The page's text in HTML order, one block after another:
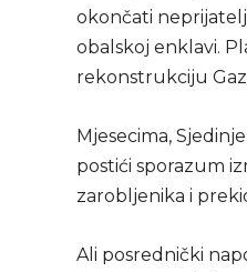
okončati
obalskoj enklavi.
rekonstrukciju
Mjesecima,
postići sporazum
zarobljenika i
Ali posrednički